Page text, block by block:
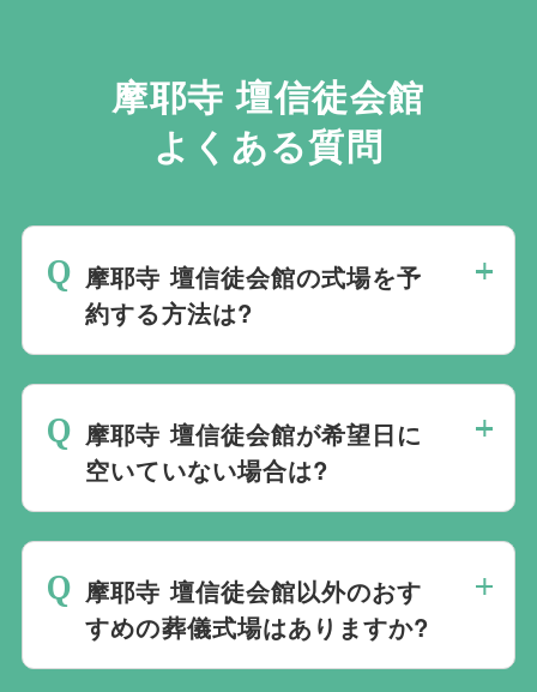
摩耶寺 壇信徒会館
よくある質問
摩耶寺 壇信徒会館の式場を予
約する方法は?
ご予約は葬儀社を通じたお手続きが必要で
す。万が一の際は、当社むすびすにご連絡
ください。式場のご予約はもちろん、ご搬
送・ご安置・ご葬儀・葬儀後の各種手続き
まで、すべて一貫してお手伝いいたしま
す。
摩耶寺 壇信徒会館が希望日に
空いていない場合は?
います。また、1都3県1220式場と提携し
ておりますので、葬儀を検討している地域
周辺の式場を無料でご案内することも可能
摩耶寺 壇信徒会館以外のおす
すめの葬儀式場はありますか?